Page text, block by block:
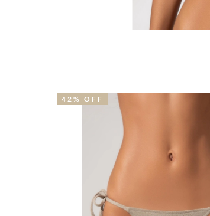
42% OFF